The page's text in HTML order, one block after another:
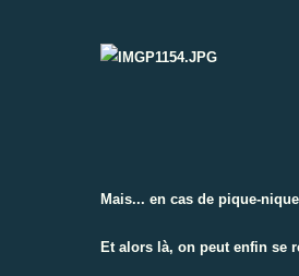
Mais... en cas de pique-
Et alors là, on peut enfin se